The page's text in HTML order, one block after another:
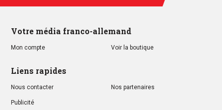
Votre média franco-allemand
Mon compte Voir la boutique
Liens rapides
Nous contacter Nos partenaires
Publicité